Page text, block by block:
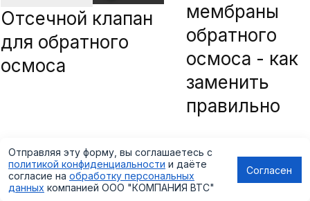
Отсечной клапан
для обратного
осмоса
мембраны
обратного
осмоса - как
заменить
правильно
Отправляя эту форму, вы соглашаетесь с
политикой конфиденциальности и даёте
согласие на обработку персональных
данных компанией ООО "КОМПАНИЯ ВТС"
Согласен